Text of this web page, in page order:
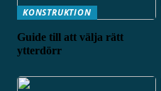
KONSTRUKTION
Guide till att välja rätt
ytterdörr